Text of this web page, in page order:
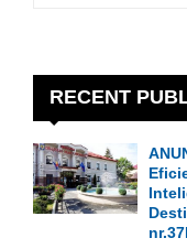
r
:
RECENT